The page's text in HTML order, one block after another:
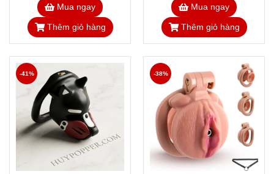
Mua ngay
Thêm giỏ hàng
Mua ngay
Thêm giỏ hàng
-41% -38%